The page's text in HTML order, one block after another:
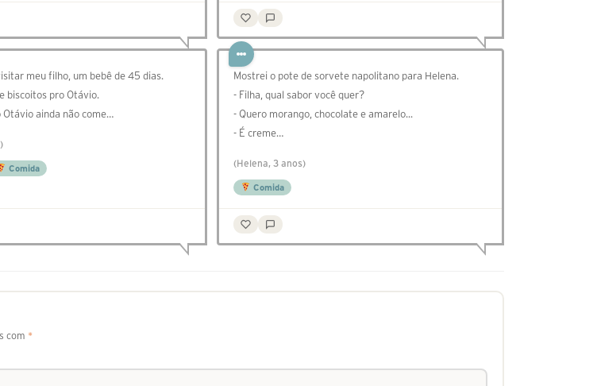
meu filho, um bebê de 45 dias.
biscoitos pro Otávio.
Otávio ainda não come…
Comida
Mostrei o pote de sorvete napolitano para Helena.
- Filha, qual sabor você quer?
- Quero morango, chocolate e amarelo...
- É creme…
(Helena, 3 anos)
Comida
com *